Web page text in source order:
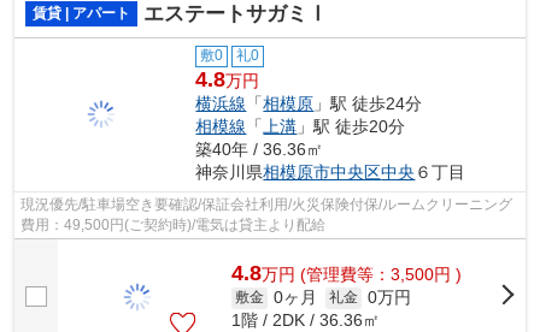
賃貸 | アパート エステートサガミⅠ
敷0 礼0
4.8万円
横浜線 「相模原 」駅 徒歩24分
相模線 「 上溝 」駅 徒歩20分
築40年 / 36.36㎡
神奈川県相模原市中央区中央 ６丁目
現況優先/駐車場空き要確認/保証会社利用/火災保険付保/ルームクリーニング
費用：49,500円(ご契約時)/電気は貸主より配給
4.8万円 (管理費等：3,500円 )
敷金 0ヶ月 礼金 0万円
1階 / 2DK / 36.36㎡